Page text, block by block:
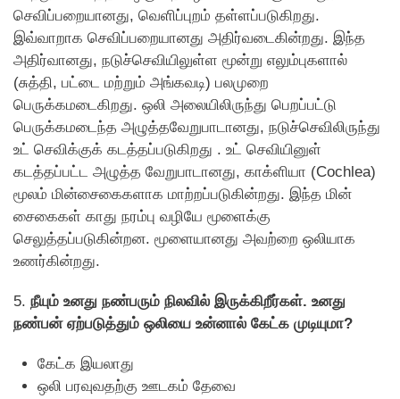
செவிப்பறையானது, வெளிப்புறம் தள்ளப்படுகிறது.
இவ்வாறாக செவிப்பறையானது அதிர்வடைகின்றது. இந்த
அதிர்வானது, நடுச்செவியிலுள்ள மூன்று எலும்புகளால்
(சுத்தி, பட்டை மற்றும் அங்கவடி) பலமுறை
பெருக்கமடைகிறது. ஒலி அலையிலிருந்து பெறப்பட்டு
பெருக்கமடைந்த அழுத்தவேறுபாடானது, நடுச்செவிலிருந்து
உட் செவிக்குக் கடத்தப்படுகிறது . உட் செவியினுள்
கடத்தப்பட்ட அழுத்த வேறுபாடானது, காக்ளியா (Cochlea)
மூலம் மின்சைகைகளாக மாற்றப்படுகின்றது. இந்த மின்
சைகைகள் காது நரம்பு வழியே மூளைக்கு
செலுத்தப்படுகின்றன. மூளையானது அவற்றை ஒலியாக
உணர்கின்றது.
5. நீயும் உனது நண்பரும் நிலவில் இருக்கிறீர்கள். உனது
நண்பன் ஏற்படுத்தும் ஒலியை உன்னால் கேட்க முடியுமா?
கேட்க இயலாது
ஒலி பரவுவதற்கு ஊடகம் தேவை